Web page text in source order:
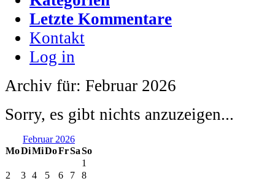
Letzte Kommentare
Kontakt
Log in
Archiv für: Februar 2026
Sorry, es gibt nichts anzuzeigen...
Februar 2026
MoDiMiDoFrSaSo
1
2
3 4 5 6 7
8